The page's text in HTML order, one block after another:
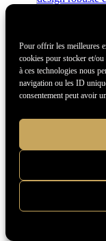
Pour offrir les meilleures
cookies pour stocker et/
à ces technologies nous
navigation ou les ID
consentement peut avoir
Pendentif
pour homme
acier
Ajouter au